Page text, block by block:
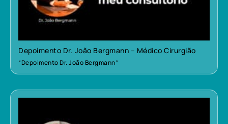
Depoimento Dr. João Bergmann – Médico Cirurgião
“Depoimento Dr. João Bergmann”